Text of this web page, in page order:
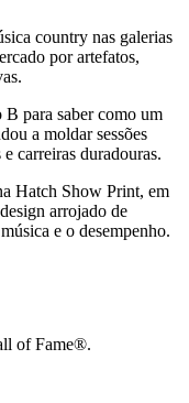
country nas galerias
por artefatos,
para saber como um
a moldar sessões
carreiras duradouras.
Hatch Show Print, em
arrojado de
e o desempenho.
of Fame®.